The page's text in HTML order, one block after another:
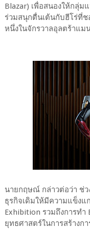
Blazar) เพื่อสนองให้กลุ่
ร่วมสนุกตื่นเต้นกับฮีโร่ที่ช
หนึ่งในจักรวาลอุลตร้าแม
นายกฤษณ์ กล่าวต่อว่า ช่ว
ธุรกิจเดิมให้มีความแข็งแ
Exhibition รวมถึงการทำ
ยุทธศาสตร์ในการสร้างก